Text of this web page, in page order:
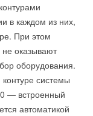
в каждом из них,
При этом
не оказывают
оборудования.
контуре системы
— встроенный
автоматикой